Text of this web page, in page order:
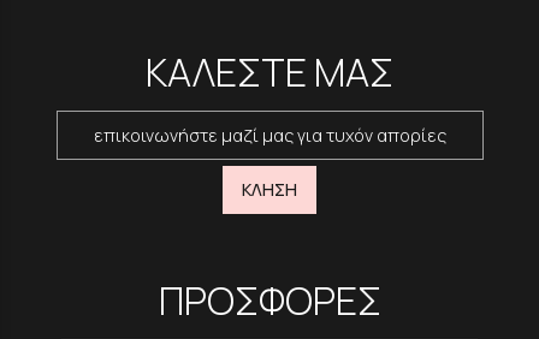
ΚΑΛΕΣΤΕ ΜΑΣ
επικοινωνήστε μαζί μας για τυχόν απορίες
ΚΛΗΣΗ
ΠΡΟΣΦΟΡΕΣ